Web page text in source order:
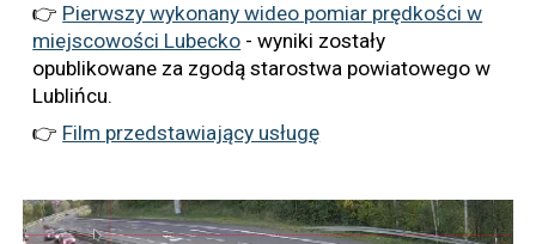
👉 Pierwszy wykonany wideo pomiar prędkości w
miejscowości Lubecko - wyniki zostały
opublikowane za zgodą starostwa powiatowego w
Lublińcu.
👉 Film przedstawiający usługę